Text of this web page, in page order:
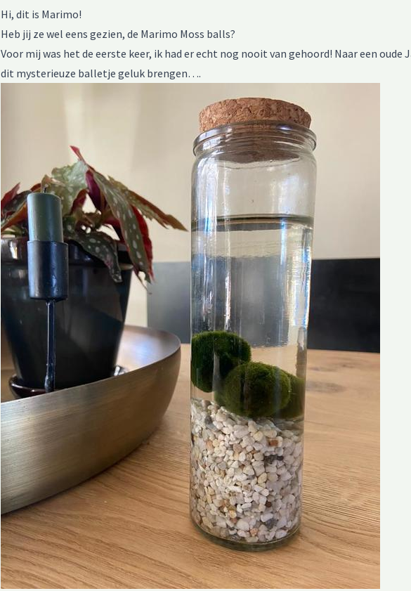
Hi, dit is Marimo!
Heb jij ze wel eens gezien, de Marimo Moss balls?
Voor mij was het de eerste keer, ik had er echt nog nooit van gehoord! Naar een oude
dit mysterieuze balletje geluk brengen….